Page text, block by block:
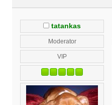
tatankas
Moderator
VIP